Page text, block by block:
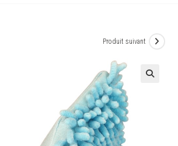
Produit suivant